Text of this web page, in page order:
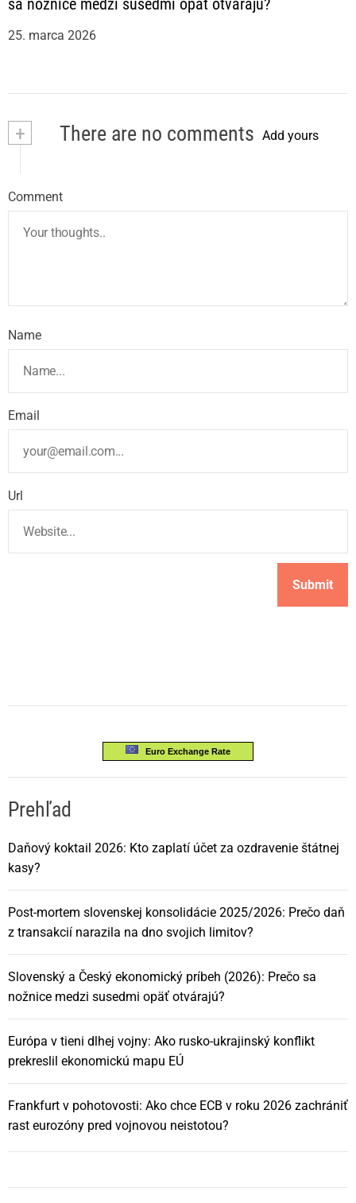
sa nožnice medzi susedmi opäť otvárajú?
25. marca 2026
+ There are no comments Add yours
Comment
Name
Email
Url
Euro Exchange Rate
Prehľad
Daňový koktail 2026: Kto zaplatí účet za ozdravenie štátnej
kasy?
Post-mortem slovenskej konsolidácie 2025/2026: Prečo daň
z transakcií narazila na dno svojich limitov?
Slovenský a Český ekonomický príbeh (2026): Prečo sa
nožnice medzi susedmi opäť otvárajú?
Európa v tieni dlhej vojny: Ako rusko-ukrajinský konflikt
prekreslil ekonomickú mapu EÚ
Frankfurt v pohotovosti: Ako chce ECB v roku 2026 zachrániť
rast eurozóny pred vojnovou neistotou?